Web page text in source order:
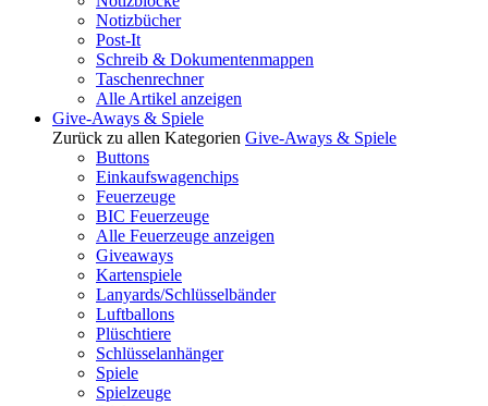
Notizbücher
Post-It
Schreib & Dokumentenmappen
Taschenrechner
Alle Artikel anzeigen
Give-Aways & Spiele
Zurück zu allen Kategorien Give-Aways & Spiele
Buttons
Einkaufswagenchips
Feuerzeuge
BIC Feuerzeuge
Alle Feuerzeuge anzeigen
Giveaways
Kartenspiele
Lanyards/Schlüsselbänder
Luftballons
Plüschtiere
Schlüsselanhänger
Spiele
Spielzeuge